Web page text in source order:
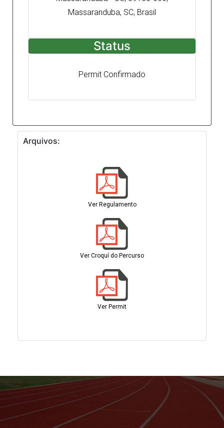
Massaranduba, SC, Brasil
Status
Permit Confirmado
Arquivos:
Ver Regulamento
Ver Croquí do Percurso
Ver Permit